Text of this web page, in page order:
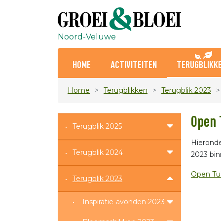
Noord-Veluwe
HOME ACTIVITEITEN
Home Terugblikken Terugblik 2023
Terugblik 2025
Terugblik 2024
Terugblik 2023
Inspiratie-avonden 2023
2023
Open